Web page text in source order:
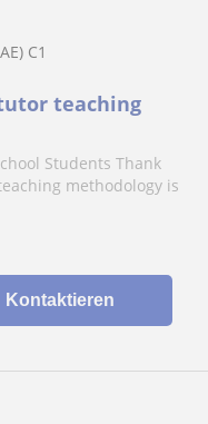
C1
teaching
Students Thank
methodology is
Kontaktieren